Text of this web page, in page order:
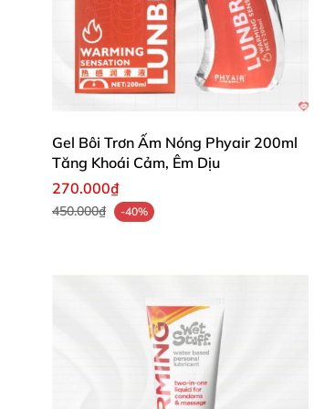
Gel Bôi Trơn Ấm Nóng Phyair 200ml
Tăng Khoái Cảm, Êm Dịu
270.000₫
450.000₫ -40%